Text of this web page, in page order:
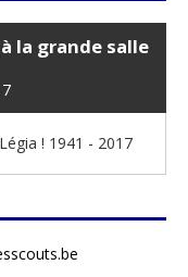
la grande salle
! 1941 - 2017